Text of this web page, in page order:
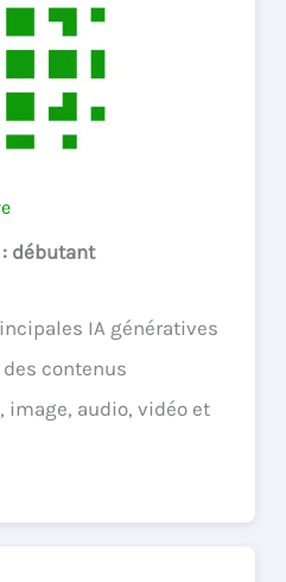
: débutant
IA génératives
contenus
image, audio, vidéo et